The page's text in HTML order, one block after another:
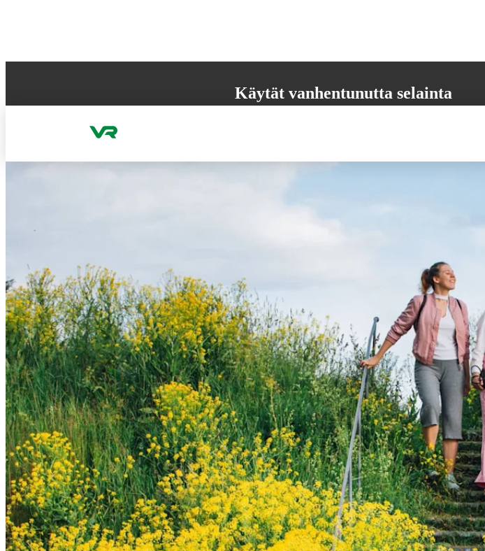
Käytät vanhentunutta selainta